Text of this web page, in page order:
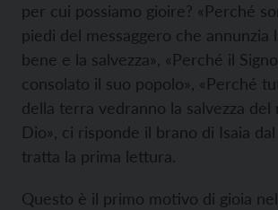
per cui possiamo gioire? «Perché
piedi del messaggero che annunzia
bene e la salvezza», «Perché il
consolato il suo popolo», «Perché
della terra vedranno la salvezza del
Dio», ci risponde il brano di Isaia
tratta la prima lettura.
Questo è il primo motivo di gioia